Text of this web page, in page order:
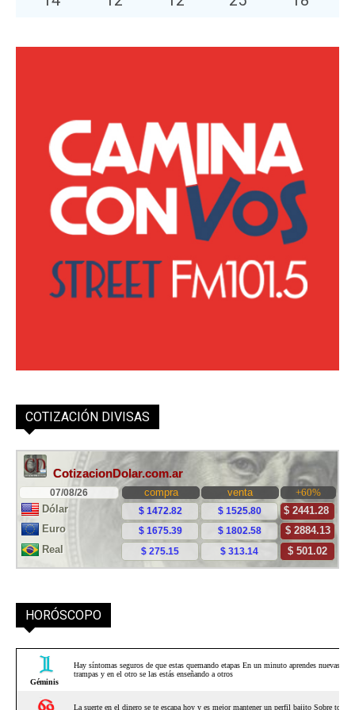
COTIZACIÓN DIVISAS
HORÓSCOPO